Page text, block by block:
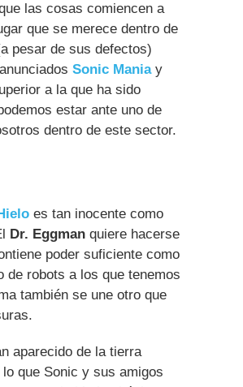
las cosas comiencen a
que se merece dentro de
pesar de sus defectos)
Sonic Maniay
a la que ha sido
estar ante uno de
dentro de este sector.
es tan inocente como
Dr. Eggman quiere hacerse
poder suficiente como
de robots a los que tenemos
también se une otro que
aparecido de la tierra
que Sonic y sus amigos